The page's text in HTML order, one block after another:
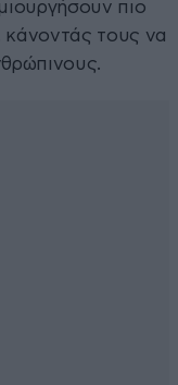
πιο
κάνοντάς τους να